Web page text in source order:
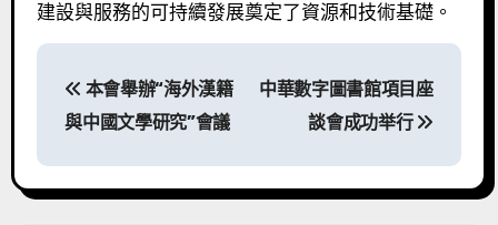
建設與服務的可持續發展奠定了資源和技術基礎。
文
章
導
覽
本會舉辦“海外漢籍
與中國文學研究”會議
中華數字圖書館項目座
談會成功举行